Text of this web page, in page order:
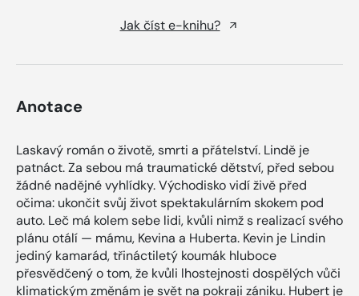
Jak číst e-knihu?
Anotace
Laskavý román o životě, smrti a přátelství. Lindě je
patnáct. Za sebou má traumatické dětství, před sebou
žádné nadějné vyhlídky. Východisko vidí živě před
očima: ukončit svůj život spektakulárním skokem pod
auto. Leč má kolem sebe lidi, kvůli nimž s realizací svého
plánu otálí — mámu, Kevina a Huberta. Kevin je Lindin
jediný kamarád, třináctiletý koumák hluboce
přesvědčený o tom, že kvůli lhostejnosti dospělých vůči
klimatickým změnám je svět na pokraji zániku. Hubert je